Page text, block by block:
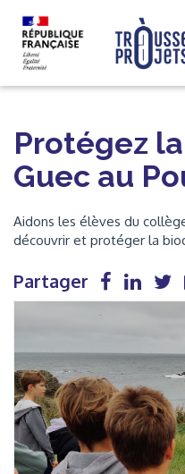
Protégez
Guec au
Aidons les élèves du
découvrir et protéger la
Partager